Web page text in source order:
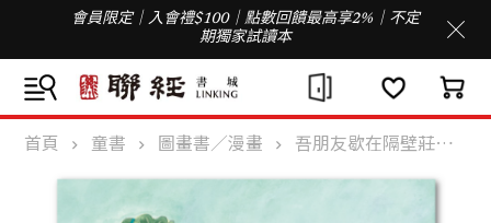
會員限定｜入會禮$100｜點數回饋最高享2%｜不定
期獨家試讀本
首頁 童書 圖畫書／漫畫 吾朋友歇在隔壁莊（客語繪本，附朗讀音檔）